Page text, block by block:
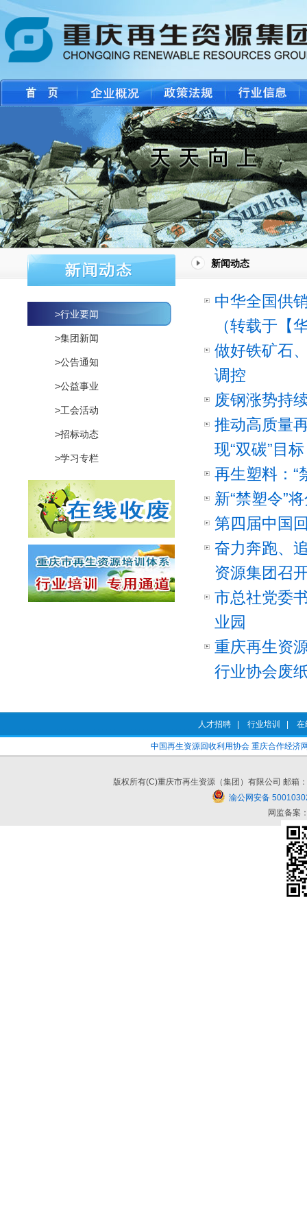
>行业要闻
>集团新闻
>公告通知
>公益事业
>工会活动
>招标动态
>学习专栏
新闻动态
中华全国供
（转载于【
做好铁矿石
调控
废钢涨势持
推动高质量
现“双碳”目标
再生塑料：“
新“禁塑令”
第四届中国
奋力奔跑、
资源集团召
市总社党委
业园
重庆再生资
行业协会废
人才招聘 行业培训 在
中国再生资源回收利用协会 重庆合作经济
版权所有(C)重庆市再生资源（集团）有限公司 邮
渝公网安备
网监备案